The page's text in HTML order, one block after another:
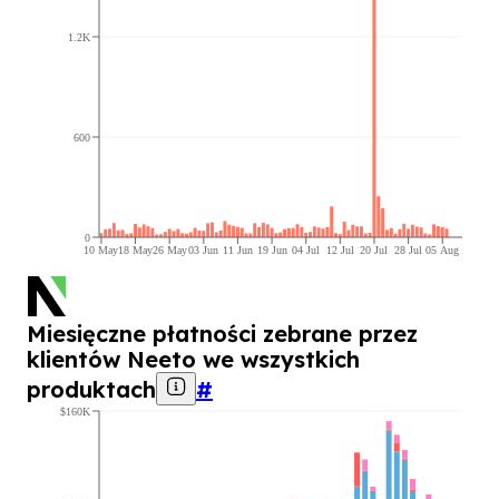
10 May18 May26 May03 Jun 11 Jun 19 Jun 04 Jul 12 Jul 20 Jul 28 Jul 05 Aug
0
600
1.2K
Miesięczne płatności zebrane przez
klientów Neeto we wszystkich
produktach
#
$160K